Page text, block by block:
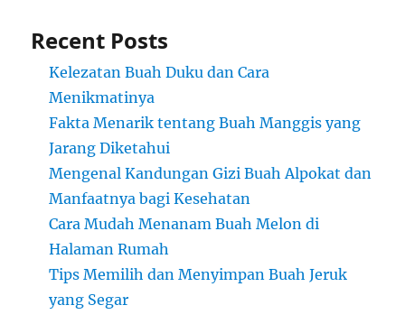
Recent Posts
Kelezatan Buah Duku dan Cara
Menikmatinya
Fakta Menarik tentang Buah Manggis yang
Jarang Diketahui
Mengenal Kandungan Gizi Buah Alpokat dan
Manfaatnya bagi Kesehatan
Cara Mudah Menanam Buah Melon di
Halaman Rumah
Tips Memilih dan Menyimpan Buah Jeruk
yang Segar